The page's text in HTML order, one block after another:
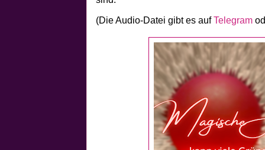
(Die Audio-Datei gibt es aufTelegram